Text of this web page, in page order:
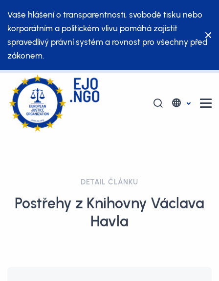
Vaše hlášení o transparentnosti, svobodě tisku nebo
korporátním a politickém vlivu pomáhá zajistit
spravedlivý právní systém a rovnost pro všechny před
zákonem.
DETAIL ČLÁNKU
Postřehy z Knihovny Václava
Havla